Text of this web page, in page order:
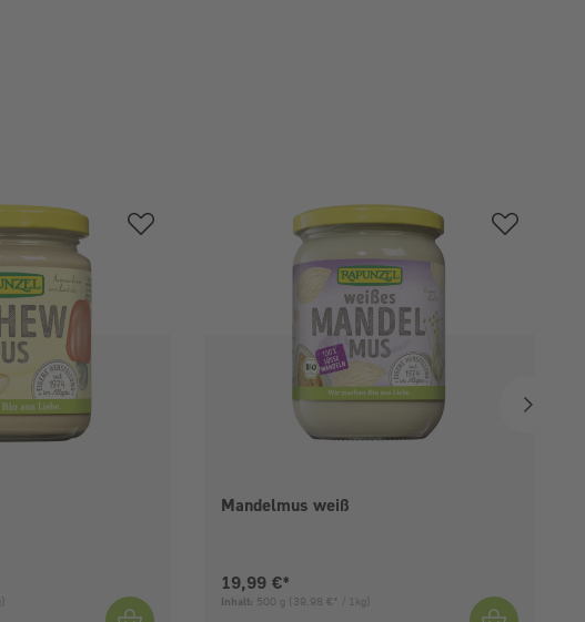
Mandelmus weiß
Aktueller Preis:
19,99 €*
Inhalt: 500 g (39,98 €* / 1kg)